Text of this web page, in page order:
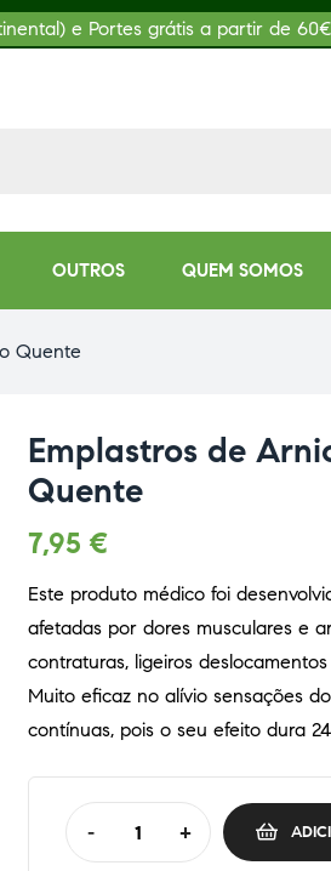
e Portes grátis a partir de
OUTROS QUEM SOMOS
Quente
Emplastros de
Quente
7,95 €
Este produto médico foi
afetadas por dores musculares e
contraturas, ligeiros
Muito eficaz no alívio sensações
contínuas, pois o seu efeito dura
- +